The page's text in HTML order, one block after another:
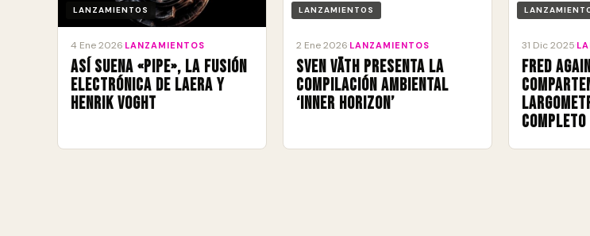
LANZAMIENTOS
4 Ene 2026 LANZAMIENTOS
Así suena «Pipe», la fusión
electrónica de Laera y
Henrik Voght
LANZAMIENTOS
2 Ene 2026 LANZAMIENTOS
Sven Väth presenta la
compilación ambiental
‘Inner Horizon’
31 Dic 2025
Fred
completo